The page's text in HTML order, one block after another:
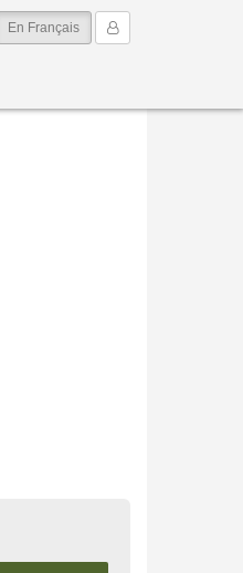
Mon Compte
En Français(current)